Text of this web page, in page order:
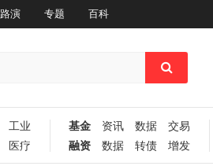
路演 专题 百科
工业
医疗
基金 资讯 数据
交易
融资
数据 转债 增发